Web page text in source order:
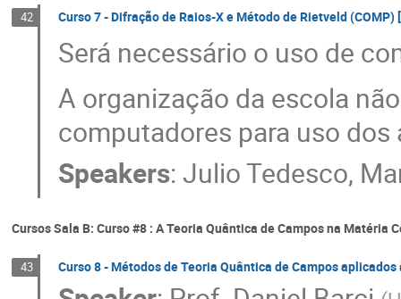
42 Curso 7 - Difração de Raios-X e Método de Rietveld (COMP)
Será necessário o uso de
A organização da escola
computadores para uso dos
Speakers:Julio Tedesco,
Cursos Sala B: Curso #8 : A Teoria Quântica de Campos na Matéria
43 Curso 8 - Métodos de Teoria Quântica de Campos